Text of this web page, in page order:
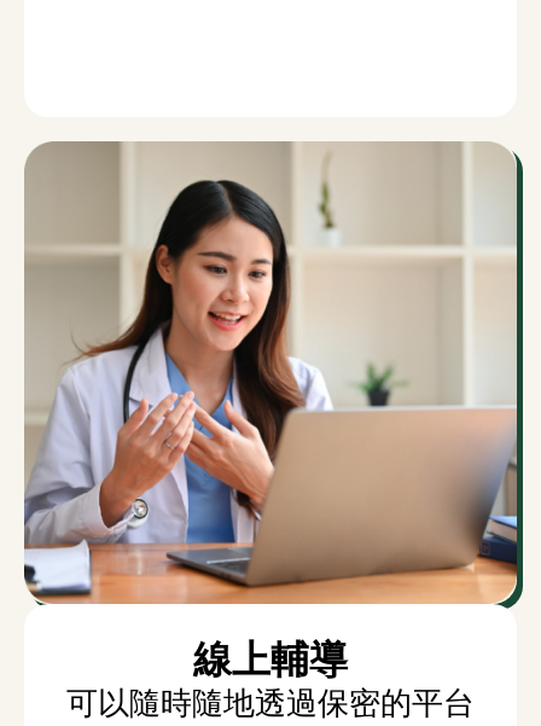
線上輔導
可以隨時隨地透過保密的平台